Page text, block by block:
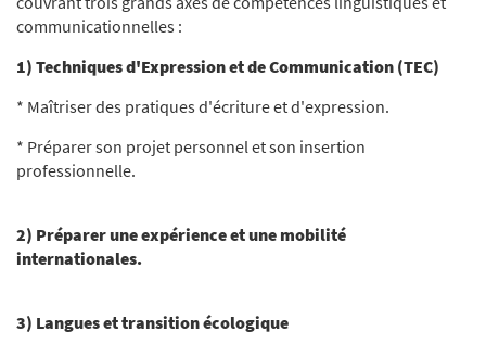
communicationnelles :
1) Techniques d'Expression et de Communication (TEC)
* Maîtriser des pratiques d'écriture et d'expression.
* Préparer son projet personnel et son insertion
professionnelle.
2) Préparer une expérience et une mobilité
internationales.
3) Langues et transition écologique